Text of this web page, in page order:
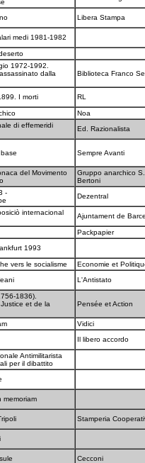
Libera Stampa
medi 1981-1982
1972-1992.
dalla
Biblioteca Franco
I morti RL
Noa
di effemeridi
Ed. Razionalista
Sempre Avanti
del Movimento
Gruppo anarchico
Bertoni
-
Dezentral
internacional
Ajuntament de
Packpapier
1993
vers le socialisme
Economie et
L'Antistato
1836).
et de la
Pensée et Action
Vidici
Il libero accordo
Antimilitarista
per il dibattito
memoriam
Stamperia
Cecconi